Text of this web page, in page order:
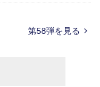
第58弾を見る